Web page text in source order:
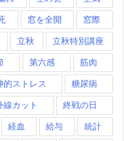
窓を全開 窓際
立秋 立秋特別講座
第六感 筋肉
的ストレス 糖尿病
線カット 終戦の日
経血 給与 統計